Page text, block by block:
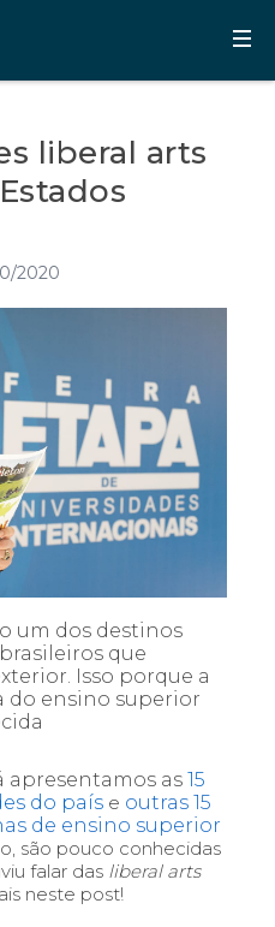
liberal arts
2020
um dos destinos
que
Isso porque a
do ensino superior
apresentamos as 15
do país e outras 15
de ensino superior
são pouco conhecidas
falar das liberal arts
neste post!